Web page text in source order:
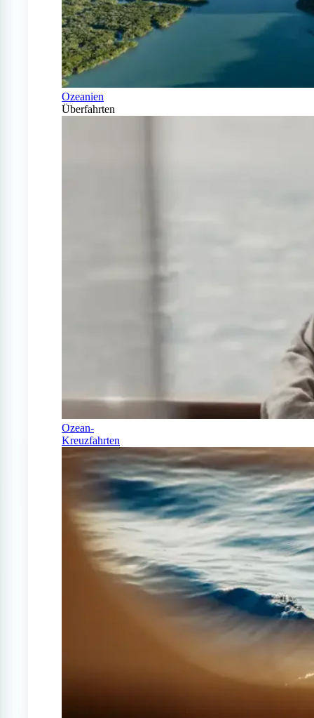
Ozeanien
Überfahrten
Ozean-
Kreuzfahrten